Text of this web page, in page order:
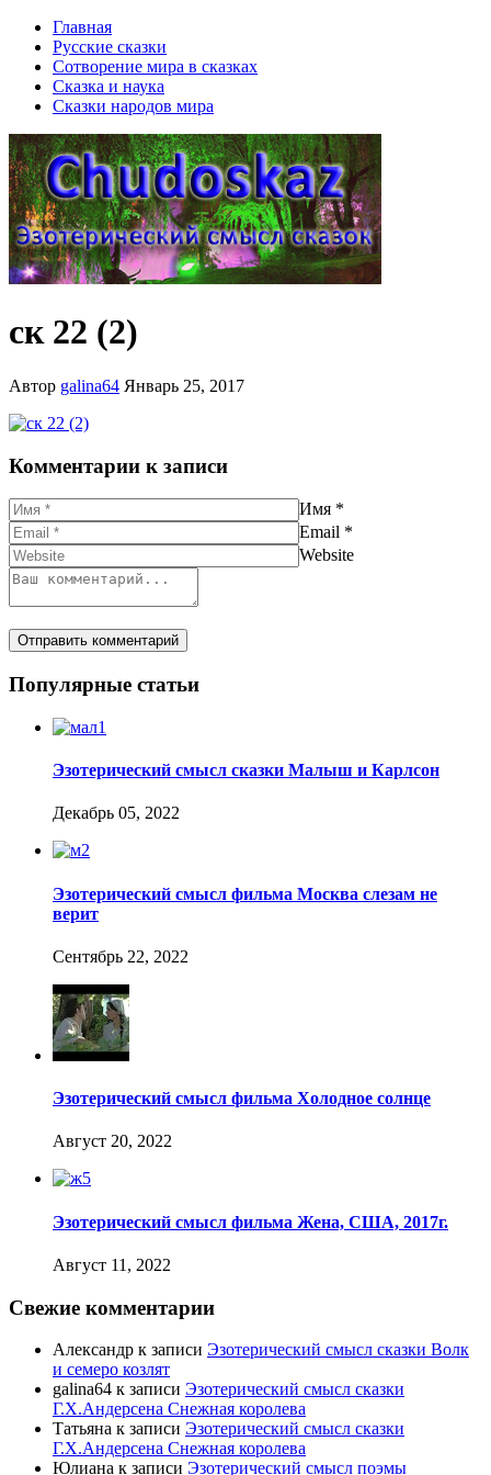
Главная
Русские сказки
Сотворение мира в сказках
Сказка и наука
Сказки народов мира
ск 22 (2)
Автор galina64 Январь 25, 2017
Комментарии к записи
Имя *
Email *
Website
Популярные статьи
Эзотерический смысл сказки Малыш и Карлсон
Декабрь 05, 2022
Эзотерический смысл фильма Москва слезам не
верит
Сентябрь 22, 2022
Эзотерический смысл фильма Холодное солнце
Август 20, 2022
Эзотерический смысл фильма Жена, США, 2017г.
Август 11, 2022
Свежие комментарии
Александр к записи Эзотерический смысл сказки Волк
и семеро козлят
galina64 к записи Эзотерический смысл сказки
Г.Х.Андерсена Снежная королева
Татьяна к записи Эзотерический смысл сказки
Г.Х.Андерсена Снежная королева
Юлиана к записи Эзотерический смысл поэмы